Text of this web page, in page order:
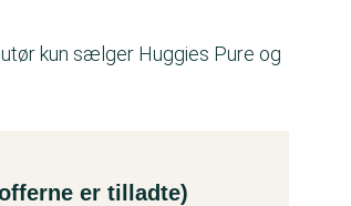
kun sælger Huggies Pure og
er tilladte)